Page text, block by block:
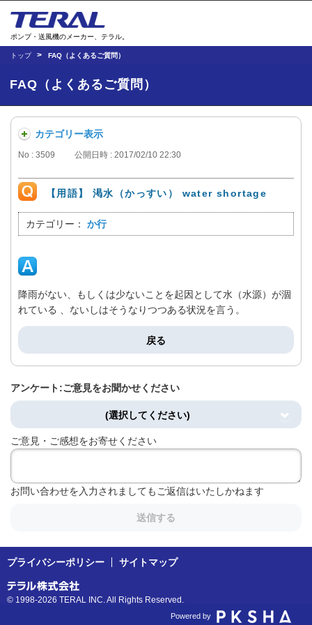
ポンプ・送風機のメーカー、テラル。
トップ FAQ（よくあるご質問）
FAQ（よくあるご質問）
カテゴリー表示
No : 3509 公開日時 : 2017/02/10 22:30
【用語】 渇水（かっすい） water shortage
カテゴリー： か行
降雨がない、もしくは少ないことを起因として水（水源）が涸
れている 、ないしはそうなりつつある状況を言う。
戻る
アンケート:ご意見をお聞かせください
(選択してください)
ご意見・ご感想をお寄せください
お問い合わせを入力されましてもご返信はいたしかねます
送信する
プライバシーポリシー サイトマップ
© 1998-2026 TERAL INC. All Rights Reserved.
Powered by